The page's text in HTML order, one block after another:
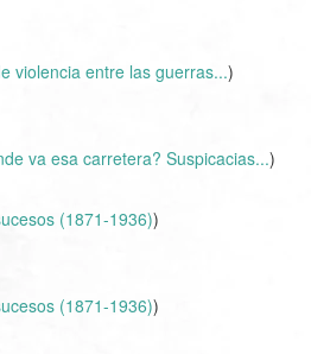
violencia entre las guerras...)
va esa carretera? Suspicacias...)
(1871-1936))
(1871-1936))